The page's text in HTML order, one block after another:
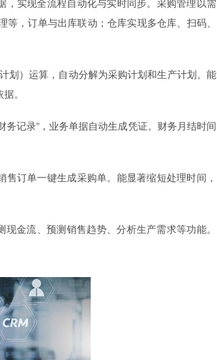
，订单与出库联动；仓库实现多仓库、扫码、
划）运算，自动分解为采购计划和生产计划。能
。
记录”，业务单据自动生成凭证。财务月结时间
订单一键生成采购单。能显著缩短处理时间，
金流、预测销售趋势、分析生产需求等功能。